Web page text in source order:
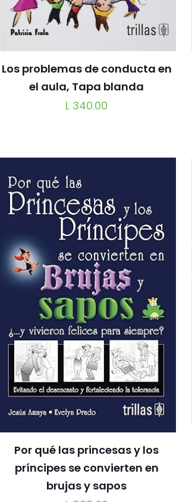
Los problemas de conducta en
el aula, Tapa blanda
L 340.00
Por qué las princesas y los
príncipes se convierten en
brujas y sapos